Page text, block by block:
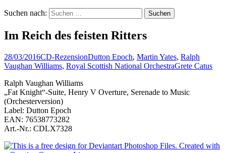
Suchen nach:
Im Reich des feisten Ritters
28/03/2016CD-RezensionDutton Epoch, Martin Yates, Ralph
Vaughan Williams, Royal Scottish National OrchestraGrete Catus
Ralph Vaughan Williams
„Fat Knight“-Suite, Henry V Overture, Serenade to Music
(Orchesterversion)
Label: Dutton Epoch
EAN: 76538773282
Art.-Nr.: CDLX7328